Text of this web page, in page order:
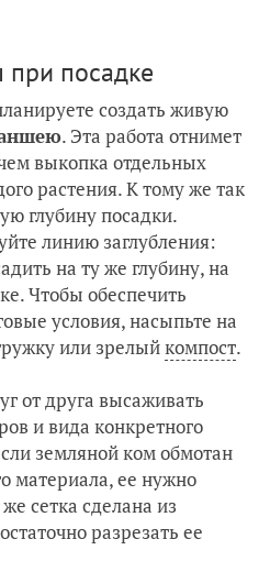
посадке
создать живую
. Эта работа отнимет
выкопка отдельных
растения. К тому же так
глубину посадки.
линию заглубления:
на ту же глубину, на
Чтобы обеспечить
условия, насыпьте на
или зрелыйкомпост.
от друга высаживать
и вида конкретного
земляной ком обмотан
материала, ее нужно
сетка сделана из
разрезать ее